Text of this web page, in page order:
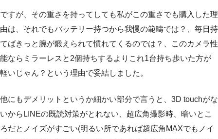
ですが、その重さを持ってしても私がこの重さでも購入した理
由は、それでもバッテリー持つから我慢の範疇では？、毎日持
てばきっと腕が鍛えられて慣れてくるのでは？、このカメラ性
能ならミラーレスと2個持ちするよりこれ1台持ち歩いた方が
軽いじゃん？という理由で妥結しました。
他にもデメリットというか細かい部分で言うと、3D touchがな
いからLINEの既読対策がとれない、超広角撮影時、暗いとこ
ろだとノイズがすごい(明るい所であれば超広角MAXでもノイ